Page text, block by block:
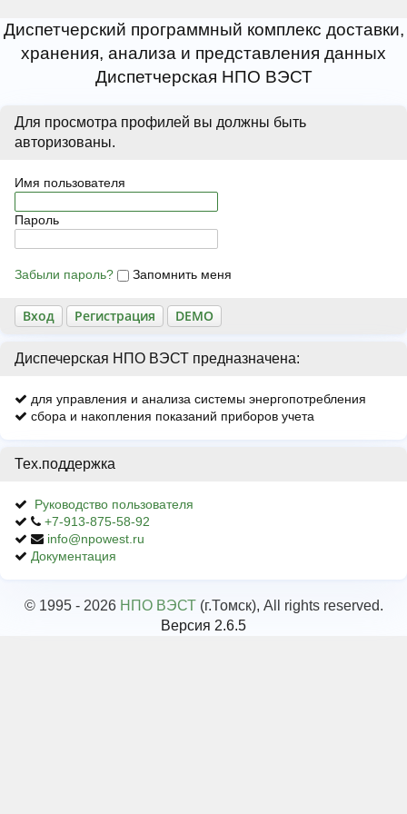
Диспетчерский программный комплекс доставки,
хранения, анализа и представления данных
Диспетчерская НПО ВЭСТ
Для просмотра профилей вы должны быть
авторизованы.
Имя пользователя
Пароль
Забыли пароль? Запомнить меня
Регистрация
Диспечерская НПО ВЭСТ предназначена:
для управления и анализа системы энергопотребления
сбора и накопления показаний приборов учета
Тех.поддержка
Руководство пользователя
+7-913-875-58-92
info@npowest.ru
Документация
© 1995 - 2026 НПО ВЭСТ(г.Томск), All rights reserved.
Версия 2.6.5